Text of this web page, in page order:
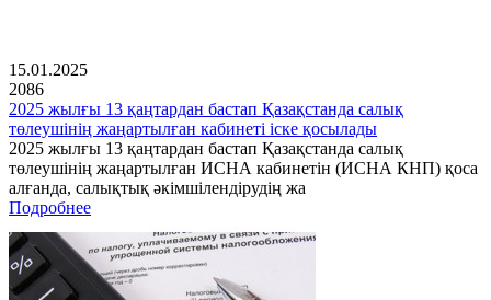
15.01.2025
2086
2025 жылғы 13 қаңтардан бастап Қазақстанда салық
төлеушінің жаңартылған кабинеті іске қосылады
2025 жылғы 13 қаңтардан бастап Қазақстанда салық
төлеушінің жаңартылған ИСНА кабинетін (ИСНА КНП) қоса
алғанда, салықтық әкімшілендірудің жа
Подробнее